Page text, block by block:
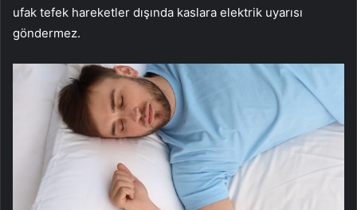
ufak tefek hareketler dışında kaslara elektrik uyarısı
göndermez.